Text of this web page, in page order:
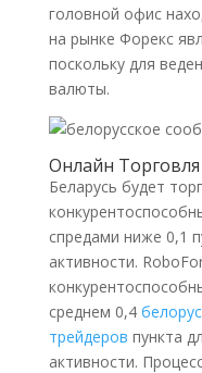
головной офис
на рынке Форекс
поскольку для
валюты.
Онлайн
Беларусь будет
спредами ниже 0,1
активности.
среднем 0,4
трейдеров пункта
активности.